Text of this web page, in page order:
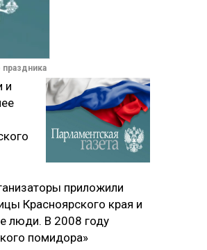
праздника
и
приложили
Красноярского края и
люди. В 2008 году
помидора»